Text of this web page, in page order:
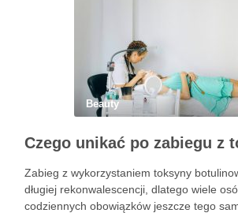
Beauty
Zabieg z wykorzystaniem toksyny
długiej rekonwalescencji, dlatego wiele
codziennych obowiązków jeszcze tego